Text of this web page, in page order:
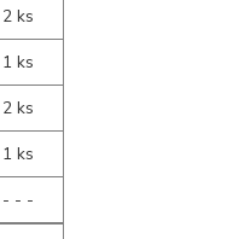
2 ks
1 ks
2 ks
1 ks
- - -